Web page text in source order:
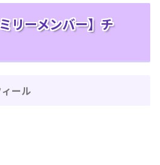
リーメンバー】チ
ール